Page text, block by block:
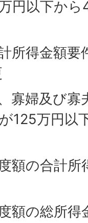
円以下か
所得金額
寡婦及び寡
125万円以
額の合計所
額の総所得